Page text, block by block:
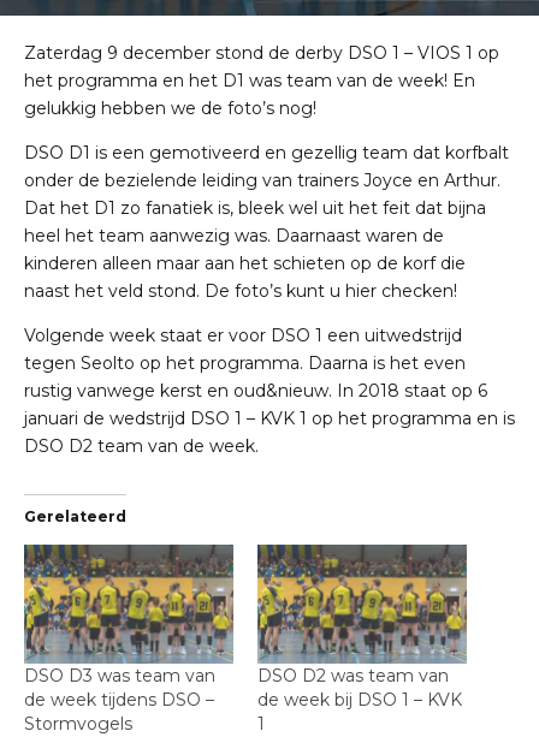
Zaterdag 9 december stond de derby DSO 1 – VIOS 1 op
het programma en het D1 was team van de week! En
gelukkig hebben we de foto’s nog!
DSO D1 is een gemotiveerd en gezellig team dat korfbalt
onder de bezielende leiding van trainers Joyce en Arthur.
Dat het D1 zo fanatiek is, bleek wel uit het feit dat bijna
heel het team aanwezig was. Daarnaast waren de
kinderen alleen maar aan het schieten op de korf die
naast het veld stond. De foto’s kunt u hier checken!
Volgende week staat er voor DSO 1 een uitwedstrijd
tegen Seolto op het programma. Daarna is het even
rustig vanwege kerst en oud&nieuw. In 2018 staat op 6
januari de wedstrijd DSO 1 – KVK 1 op het programma en is
DSO D2 team van de week.
Gerelateerd
DSO D3 was team van
de week tijdens DSO –
Stormvogels
DSO D2 was team van
de week bij DSO 1 – KVK
1